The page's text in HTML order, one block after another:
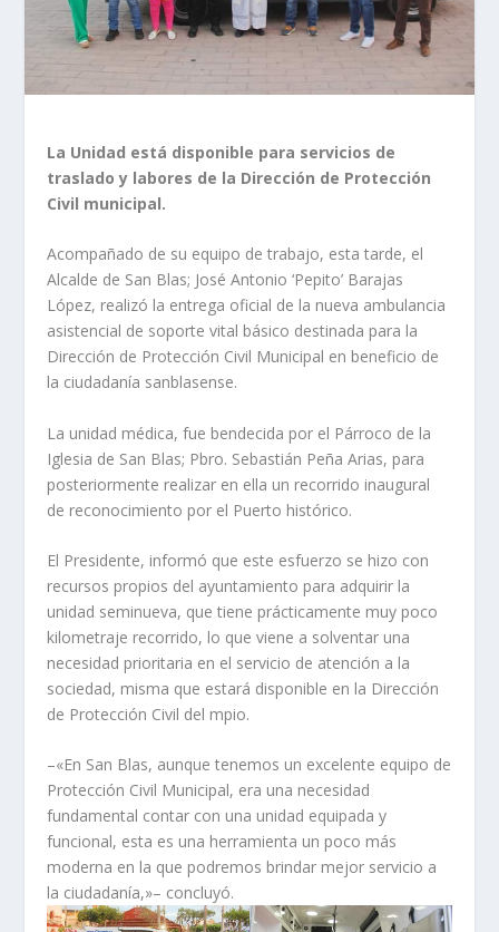
La Unidad está disponible para servicios de
traslado y labores de la Dirección de Protección
Civil municipal.
Acompañado de su equipo de trabajo, esta tarde, el
Alcalde de San Blas; José Antonio ‘Pepito’ Barajas
López, realizó la entrega oficial de la nueva ambulancia
asistencial de soporte vital básico destinada para la
Dirección de Protección Civil Municipal en beneficio de
la ciudadanía sanblasense.
La unidad médica, fue bendecida por el Párroco de la
Iglesia de San Blas; Pbro. Sebastián Peña Arias, para
posteriormente realizar en ella un recorrido inaugural
de reconocimiento por el Puerto histórico.
El Presidente, informó que este esfuerzo se hizo con
recursos propios del ayuntamiento para adquirir la
unidad seminueva, que tiene prácticamente muy poco
kilometraje recorrido, lo que viene a solventar una
necesidad prioritaria en el servicio de atención a la
sociedad, misma que estará disponible en la Dirección
de Protección Civil del mpio.
–«En San Blas, aunque tenemos un excelente equipo de
Protección Civil Municipal, era una necesidad
fundamental contar con una unidad equipada y
funcional, esta es una herramienta un poco más
moderna en la que podremos brindar mejor servicio a
la ciudadanía,»– concluyó.